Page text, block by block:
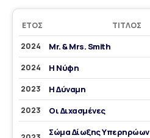
ΈΤΟΣ ΤΊΤΛΟΣ
2024
Mr. & Mrs. Smith
2024 Η Νύφη
2023 Η Δύναμη
2023 Οι Διχασμένες
Σώμα Δίωξης Υπερηρώων